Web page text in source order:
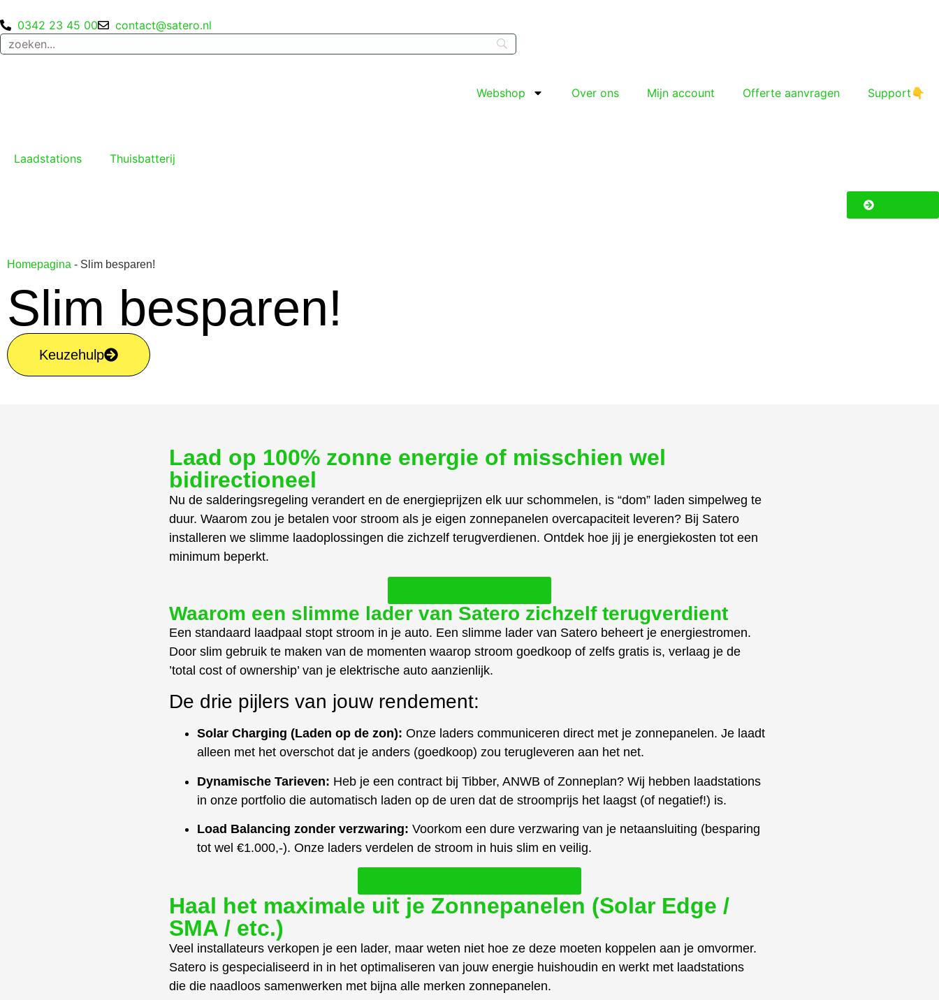
0342 23 45 00 contact@satero.nl
Webshop Over ons Mijn account Offerte aanvragen Support👇
Laadstations Thuisbatterij
Homepagina - Slim besparen!
Slim besparen!
Keuzehulp
Laad op 100% zonne energie of misschien wel
bidirectioneel
Nu de salderingsregeling verandert en de energieprijzen elk uur schommelen, is “dom” laden simpelweg te
duur. Waarom zou je betalen voor stroom als je eigen zonnepanelen overcapaciteit leveren? Bij Satero
installeren we slimme laadoplossingen die zichzelf terugverdienen. Ontdek hoe jij je energiekosten tot een
minimum beperkt.
Waarom een slimme lader van Satero zichzelf terugverdient
Een standaard laadpaal stopt stroom in je auto. Een slimme lader van Satero beheert je energiestromen.
Door slim gebruik te maken van de momenten waarop stroom goedkoop of zelfs gratis is, verlaag je de
’total cost of ownership’ van je elektrische auto aanzienlijk.
De drie pijlers van jouw rendement:
Solar Charging (Laden op de zon): Onze laders communiceren direct met je zonnepanelen. Je laadt
alleen met het overschot dat je anders (goedkoop) zou terugleveren aan het net.
Dynamische Tarieven: Heb je een contract bij Tibber, ANWB of Zonneplan? Wij hebben laadstations
in onze portfolio die automatisch laden op de uren dat de stroomprijs het laagst (of negatief!) is.
Load Balancing zonder verzwaring: Voorkom een dure verzwaring van je netaansluiting (besparing
tot wel €1.000,-). Onze laders verdelen de stroom in huis slim en veilig.
Haal het maximale uit je Zonnepanelen (Solar Edge /
SMA / etc.)
Veel installateurs verkopen je een lader, maar weten niet hoe ze deze moeten koppelen aan je omvormer.
Satero is gespecialiseerd in in het optimaliseren van jouw energie huishoudin en werkt met laadstations
die die naadloos samenwerken met bijna alle merken zonnepanelen.